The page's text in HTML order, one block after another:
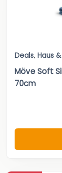
Deals, Haus
Möve Soft
70cm